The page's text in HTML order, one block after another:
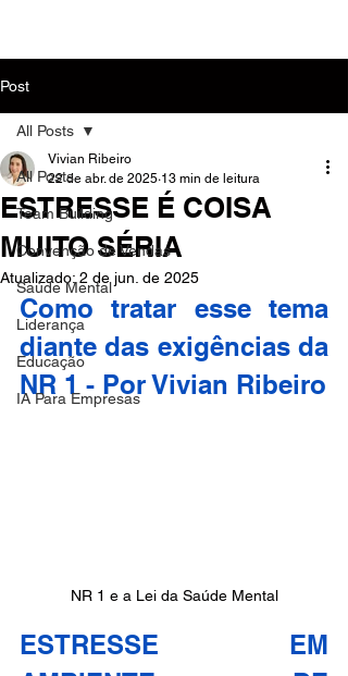
Post
All Posts
Team Building
Convenção de Vendas
Saúde Mental
Liderança
Educação
IA Para Empresas
All Posts
ESTRESSE É COISA
MUITO SÉRIA
Vivian Ribeiro
22 de abr. de 2025 13 min de leitura
Atualizado: 2 de jun. de 2025
Como tratar esse tema
diante das exigências da
NR 1 - Por Vivian Ribeiro
NR 1 e a Lei da Saúde Mental
ESTRESSE EM